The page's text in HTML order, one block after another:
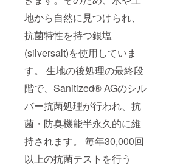
地から自然に見つけられ、
抗菌特性を持つ銀塩
(silversalt)を使用していま
す。 生地の後処理の最終段
階で、Sanitized® AGのシル
バー抗菌処理が行われ、抗
菌・防臭機能半永久的に維
持されます。 毎年30,000回
以上の抗菌テストを行う